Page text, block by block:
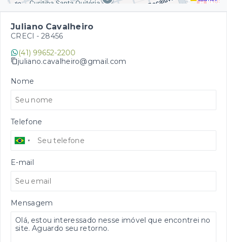
Juliano Cavalheiro
CRECI - 28456
(41) 99652-2200
juliano.cavalheiro@gmail.com
Nome
Telefone
E-mail
Mensagem